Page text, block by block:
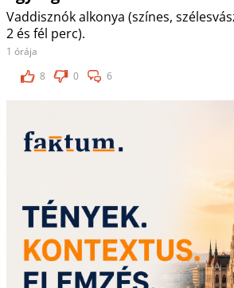
Vaddisznók alkonya (színes,
2 és fél perc).
1 órája
8
0 6